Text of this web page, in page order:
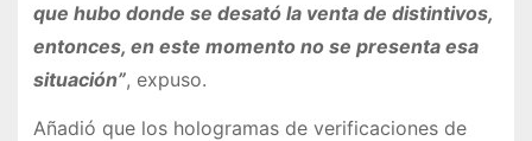
que hubo donde se desató la venta de distintivos,
entonces, en este momento no se presenta esa
situación”, expuso.
Añadió que los hologramas de verificaciones de